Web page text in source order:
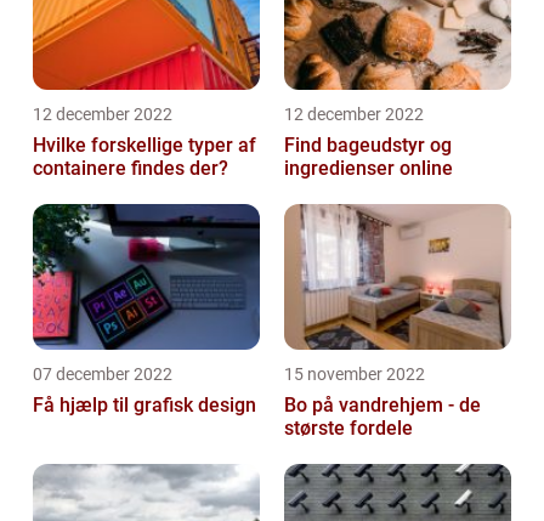
12 december 2022
Hvilke forskellige typer af
containere findes der?
12 december 2022
Find bageudstyr og
ingredienser online
07 december 2022
Få hjælp til grafisk design
15 november 2022
Bo på vandrehjem - de
største fordele